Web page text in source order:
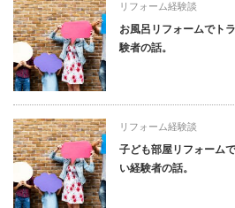
リフォーム経験談
お風呂リフォームでト
験者の話。
リフォーム経験談
子ども部屋リフォーム
い経験者の話。